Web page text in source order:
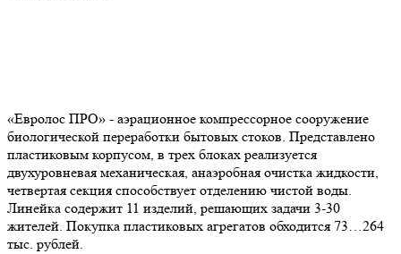
«Евролос ПРО» - аэрационное компрессорное сооружение
биологической переработки бытовых стоков. Представлено
пластиковым корпусом, в трех блоках реализуется
двухуровневая механическая, анаэробная очистка жидкости,
четвертая секция способствует отделению чистой воды.
Линейка содержит 11 изделий, решающих задачи 3-30
жителей. Покупка пластиковых агрегатов обходится 73…264
тыс. рублей.